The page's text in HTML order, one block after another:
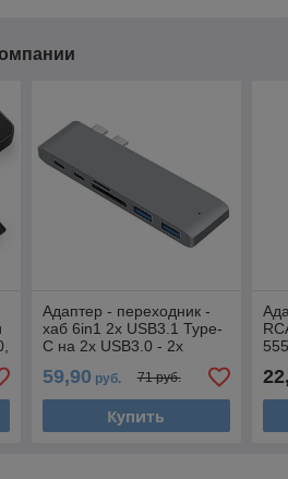
Адаптер - переходник -
хаб 6in1 2x USB3.1 Type-
C на 2x USB3.0 - 2x
картридер TF/SD, серый
59,90 руб. 71 руб.
Купить